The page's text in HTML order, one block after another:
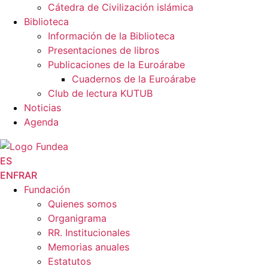
Cátedra de Civilización islámica
Biblioteca
Información de la Biblioteca
Presentaciones de libros
Publicaciones de la Euroárabe
Cuadernos de la Euroárabe
Club de lectura KUTUB
Noticias
Agenda
ES
ENFRAR
Fundación
Quienes somos
Organigrama
RR. Institucionales
Memorias anuales
Estatutos